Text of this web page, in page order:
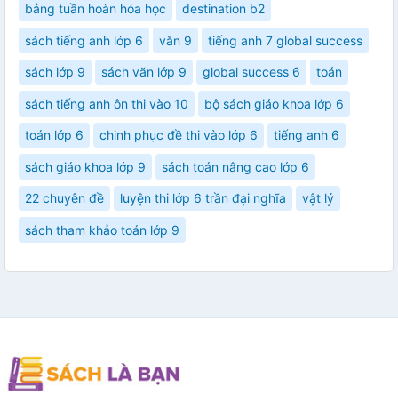
bảng tuần hoàn hóa học destination b2
sách tiếng anh lớp 6 văn 9 tiếng anh 7 global success
sách lớp 9 sách văn lớp 9 global success 6 toán
sách tiếng anh ôn thi vào 10 bộ sách giáo khoa lớp 6
toán lớp 6 chinh phục đề thi vào lớp 6 tiếng anh 6
sách giáo khoa lớp 9 sách toán nâng cao lớp 6
22 chuyên đề luyện thi lớp 6 trần đại nghĩa vật lý
sách tham khảo toán lớp 9